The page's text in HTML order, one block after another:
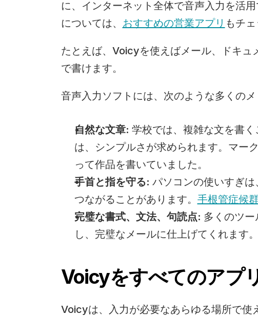
に、インターネット全体で音声入力を活
については、 おすすめの営業アプリ もチ
たとえば、Voicyを使えばメール、ドキ
で書けます。
音声入力ソフトには、次のような多くのメ
自然な文章: 学校では、複雑な文を書
は、シンプルさが求められます。マー
って作品を書いていました。
手首と指を守る: パソコンの使いすぎ
つながることがあります。 手根管症候
完璧な書式、文法、句読点: 多くのツ
し、完璧なメールに仕上げてくれます。
Voicyをすべてのアプ
Voicyは、入力が必要なあらゆる場所で使